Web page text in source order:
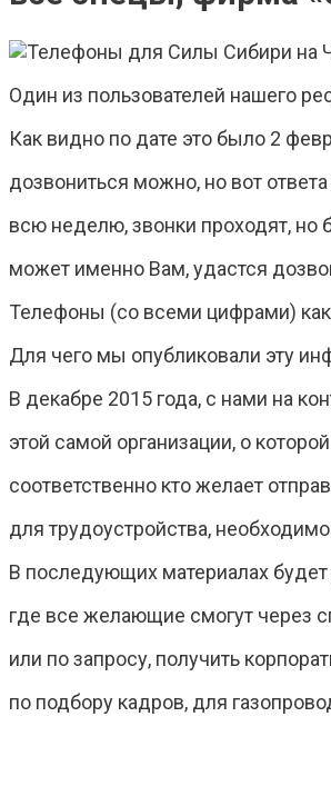
Один из пользователей нашего
Как видно по дате это было 2
дозвониться можно, но вот
всю неделю, звонки проходят, но
может именно Вам, удастся
Телефоны (со всеми цифрами)
Для чего мы опубликовали эту
В декабре 2015 года, с нами на
этой самой организации, о
соответственно кто желает
для трудоустройства,
В последующих материалах будет
где все желающие смогут через
или по запросу, получить
по подбору кадров, для